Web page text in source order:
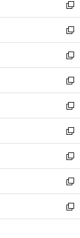
ィ
ン
ド
ウ
で
開
く
い
ウ
ィ
ン
ド
ウ
で
開
く
新
し
い
ウ
ィ
ン
ド
ウ
で
開
く
新
し
い
ウ
ィ
ン
ド
ウ
で
開
く
新
し
い
ウ
ィ
ン
ド
ウ
で
開
く
新
し
い
ウ
ィ
ン
ド
ウ
で
開
く
新
し
い
ウ
ィ
ン
ド
ウ
で
開
新
し
い
ウ
ィ
ン
ド
ウ
新
し
い
ウ
ィ
ン
新
し
い
ウ
新
し